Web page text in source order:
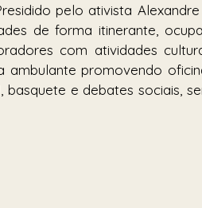
pelo ativista
de forma itinerante,
com atividades
ambulante promovendo
basquete e debates sociais,